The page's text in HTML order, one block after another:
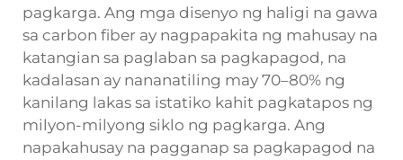
pagkarga. Ang mga disenyo ng haligi na gawa
sa carbon fiber ay nagpapakita ng mahusay na
katangian sa paglaban sa pagkapagod, na
kadalasan ay nananatiling may 70–80% ng
kanilang lakas sa istatiko kahit pagkatapos ng
milyon-milyong siklo ng pagkarga. Ang
napakahusay na pagganap sa pagkapagod na